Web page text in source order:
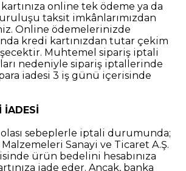
online tek ödeme ya da
taksit imkânlarımızdan
Online ödemelerinizde
kredi kartınızdan tutar çekim
Muhtemel sipariş iptali
nedeniyle sipariş iptallerinde
iadesi 3 iş günü içerisinde
İADESİ
sebeplerle iptali durumunda;
Sanayi ve Ticaret A.Ş.
ürün bedelini hesabınıza
iade eder. Ancak, banka